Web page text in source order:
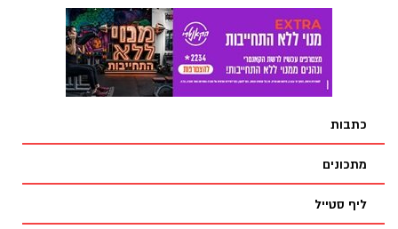
גידלה משפחה מאוחדת ואוהבת, חמה
ותומכת בבית שוקק חיים, כמו שאהב בעלה,
האיש שלא היה מסוגל להגיד לא לעולם לאף
אחד. עכשיו היא מנסה להסתגל לחיים בלעדיו
ביום חמישי הבא תשע שנים ללכתו של אביו,
הרב בנימין בצרי ז"ל. כעת, ובזמן שהוא פועל
ללא הפסקה יחד עם פעילים נוספים למען
בניית בית הכנסת הענק שיממש סוף סוף את
חזונו של אביו, הוא התיישב לשיחה עם באר
התפקיד שעבר אליו בירושה ללא שביקש
בלעדי לבאר שבע נט
כתבות
מתכונים
ליף סטייל